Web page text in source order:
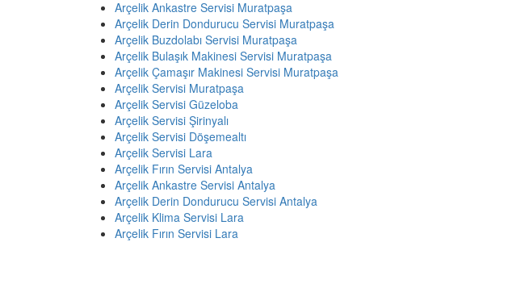
Arçelik Ankastre Servisi Muratpaşa
Arçelik Derin Dondurucu Servisi Muratpaşa
Arçelik Buzdolabı Servisi Muratpaşa
Arçelik Bulaşık Makinesi Servisi Muratpaşa
Arçelik Çamaşır Makinesi Servisi Muratpaşa
Arçelik Servisi Muratpaşa
Arçelik Servisi Güzeloba
Arçelik Servisi Şirinyalı
Arçelik Servisi Döşemealtı
Arçelik Servisi Lara
Arçelik Fırın Servisi Antalya
Arçelik Ankastre Servisi Antalya
Arçelik Derin Dondurucu Servisi Antalya
Arçelik Klima Servisi Lara
Arçelik Fırın Servisi Lara